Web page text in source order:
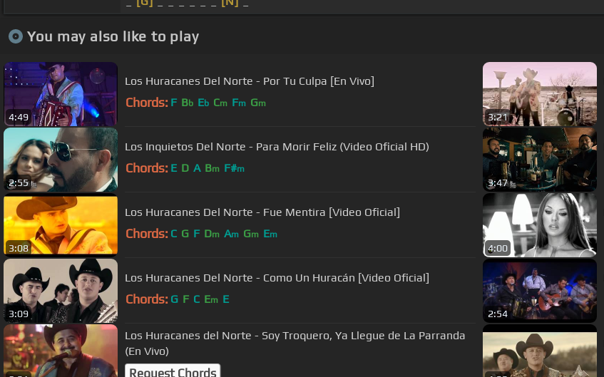
You may also like to play
4:49
Los Huracanes Del Norte - Por Tu Culpa [En Vivo]
Chords: F Bb Eb Cm Fm Gm
3:21
2:55
Los Inquietos Del Norte - Para Morir Feliz (Video Oficial HD)
Chords: E D A Bm F#m
3:47
3:08
Los Huracanes Del Norte - Fue Mentira [Video Oficial]
Chords: C G F Dm Am Gm Em
4:00
3:09
Los Huracanes Del Norte - Como Un Huracán [Video Oficial]
Chords: G F C Em E
2:54
Los Huracanes del Norte - Soy Troquero, Ya Llegue de La Parranda
(En Vivo)
Request Chords